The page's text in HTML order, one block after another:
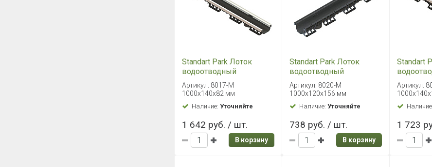
Standart Park Лоток
водоотводный
пластиковый PolyMax
Basic 1000х140х82 мм
Артикул: 8017-М
1000х140х82 мм
Наличие: Уточняйте
1 642 руб. / шт.
В корзину
Standart Park Лоток
водоотводный
пластиковый PolyMax
Basic 1000х120х156 мм
Артикул: 8020-М
1000х120х156 мм
Наличие:Уточняйте
738 руб. / шт.
В корзину
Standart
Basic
Артикул:
1 723